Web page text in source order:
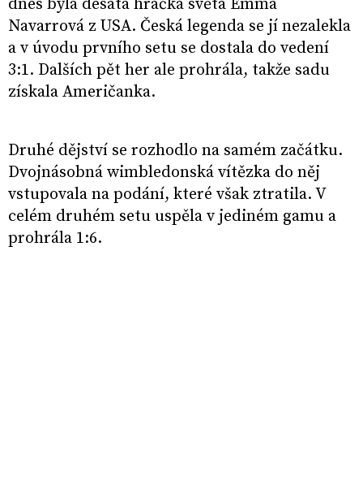
dnes byla desátá hráčka světa Emma
Navarrová z USA. Česká legenda se jí nezalekla
a v úvodu prvního setu se dostala do vedení
3:1. Dalších pět her ale prohrála, takže sadu
získala Američanka.
Druhé dějství se rozhodlo na samém začátku.
Dvojnásobná wimbledonská vítězka do něj
vstupovala na podání, které však ztratila. V
celém druhém setu uspěla v jediném gamu a
prohrála 1:6.